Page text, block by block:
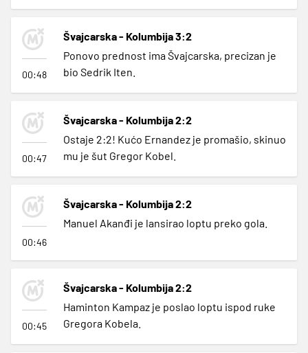
00:48
Švajcarska - Kolumbija 3:2
Ponovo prednost ima Švajcarska, precizan je
bio Sedrik Iten.
00:47
Švajcarska - Kolumbija 2:2
Ostaje 2:2! Kućo Ernandez je promašio, skinuo
mu je šut Gregor Kobel.
00:46
Švajcarska - Kolumbija 2:2
Manuel Akanđi je lansirao loptu preko gola.
00:45
Švajcarska - Kolumbija 2:2
Haminton Kampaz je poslao loptu ispod ruke
Gregora Kobela.